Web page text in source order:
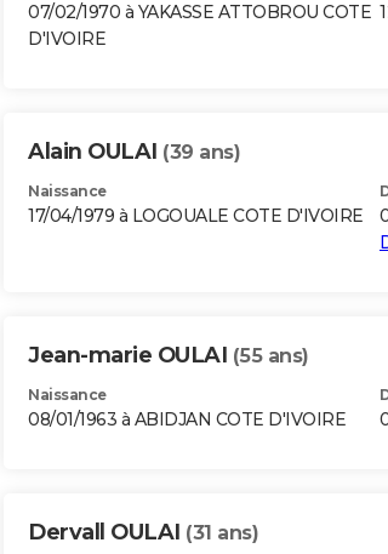
07/02/1970 à YAKASSE ATTOBROU COTE
D'IVOIRE
Alain OULAI (39 ans)
Naissance
17/04/1979 à LOGOUALE COTE D'IVOIRE
Jean-marie OULAI (55 ans)
Naissance
08/01/1963 à ABIDJAN COTE D'IVOIRE
Dervall OULAI (31 ans)